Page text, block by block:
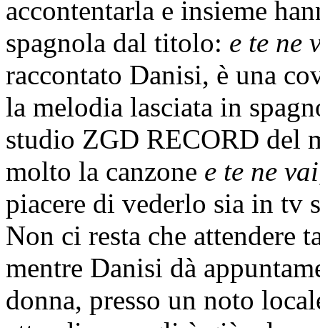
accontentarla e insieme
spagnola dal titolo: e te ne
raccontato Danisi, è una
la melodia lasciata in
studio ZGD RECORD del
molto la canzone e te ne vai
piacere di vederlo sia in tv
Non ci resta che attendere
mentre Danisi dà
donna, presso un noto